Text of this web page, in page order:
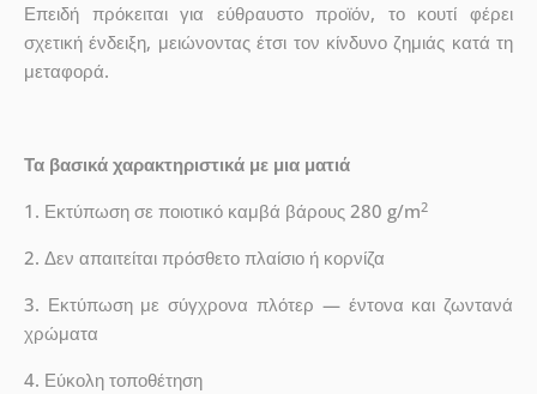
Επειδή πρόκειται για εύθραυστο προϊόν, το κουτί φέρει
σχετική ένδειξη, μειώνοντας έτσι τον κίνδυνο ζημιάς κατά τη
μεταφορά.
Τα βασικά χαρακτηριστικά με μια ματιά
1. Εκτύπωση σε ποιοτικό καμβά βάρους 280 g/m2
2. Δεν απαιτείται πρόσθετο πλαίσιο ή κορνίζα
3. Εκτύπωση με σύγχρονα πλότερ — έντονα και ζωντανά
χρώματα
4. Εύκολη τοποθέτηση